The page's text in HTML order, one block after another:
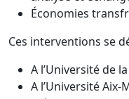
Économies
Ces interventions se
A l’Université de
A l’Université